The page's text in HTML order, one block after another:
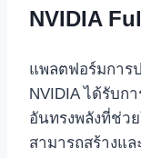
NVIDIA
แพลตฟอร์มการ
NVIDIA ได้รับก
อันทรงพลังที่ช่ว
สามารถสร้างแ